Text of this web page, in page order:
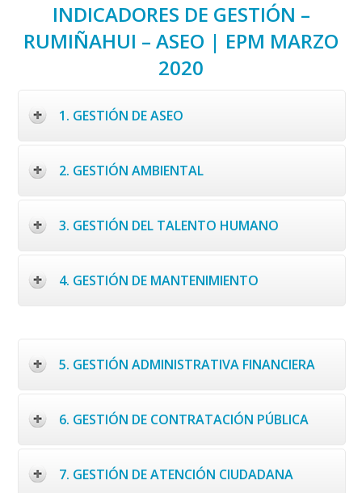
INDICADORES DE GESTIÓN –
RUMIÑAHUI – ASEO | EPM MARZO
2020
1. GESTIÓN DE ASEO
2. GESTIÓN AMBIENTAL
3. GESTIÓN DEL TALENTO HUMANO
4. GESTIÓN DE MANTENIMIENTO
5. GESTIÓN ADMINISTRATIVA FINANCIERA
6. GESTIÓN DE CONTRATACIÓN PÚBLICA
7. GESTIÓN DE ATENCIÓN CIUDADANA